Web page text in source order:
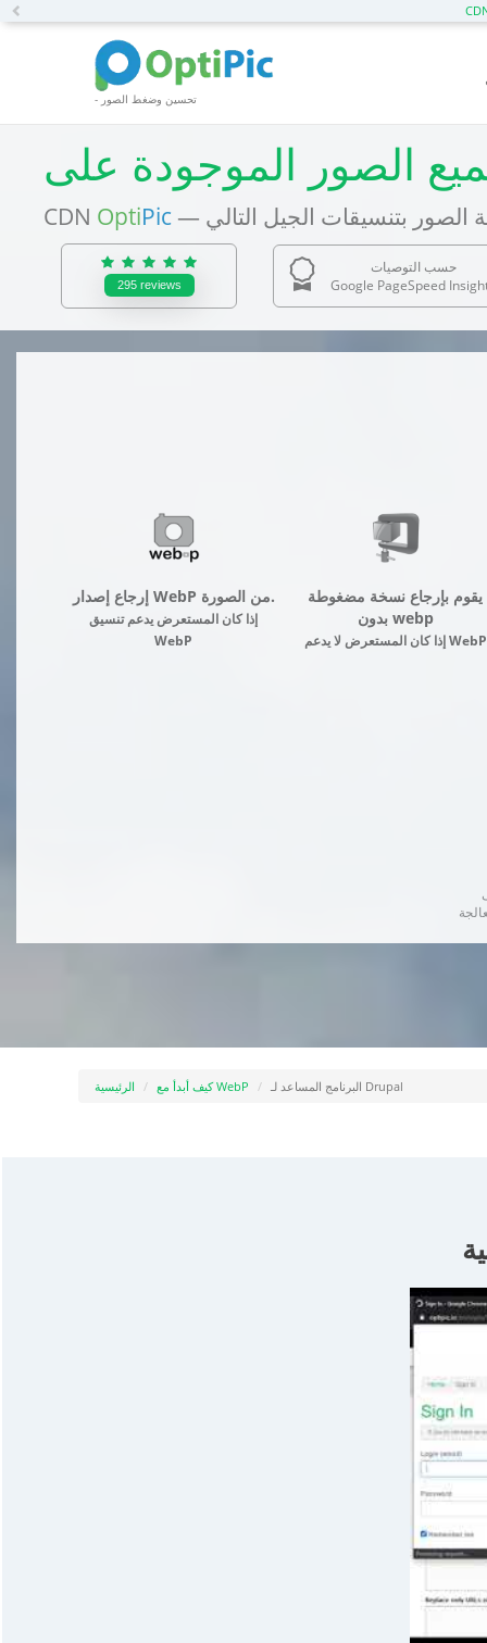
- تحسين وضغط الصور
CDN OptiPic
295 reviews
حسب التوصيات
Google PageSpeed
إرجاع إصدار WebP من الصورة.
إذا كان المستعرض يدعم تنسيق
WebP
يقوم بإرجاع نسخة مضغوطة
بدون webp
إذا كان المستعرض لا يدعم WebP
الرئيسية كيف أبدأ مع WebP البرنامج المساعد لـ Drupal